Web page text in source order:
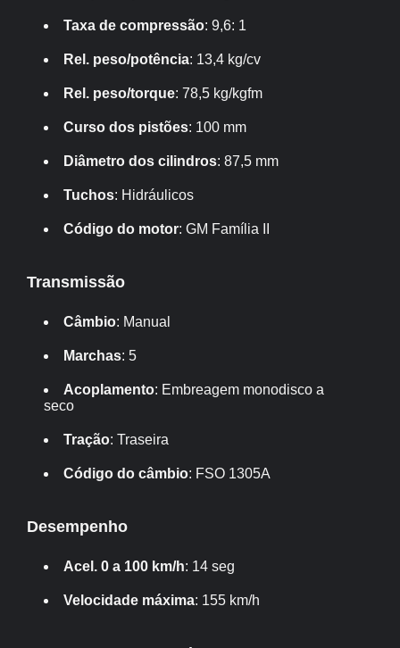
Taxa de compressão: 9,6: 1
Rel. peso/potência: 13,4 kg/cv
Rel. peso/torque: 78,5 kg/kgfm
Curso dos pistões: 100 mm
Diâmetro dos cilindros: 87,5 mm
Tuchos: Hidráulicos
Código do motor: GM Família II
Transmissão
Câmbio: Manual
Marchas: 5
Acoplamento: Embreagem monodisco a
seco
Tração: Traseira
Código do câmbio: FSO 1305A
Desempenho
Acel. 0 a 100 km/h: 14 seg
Velocidade máxima: 155 km/h